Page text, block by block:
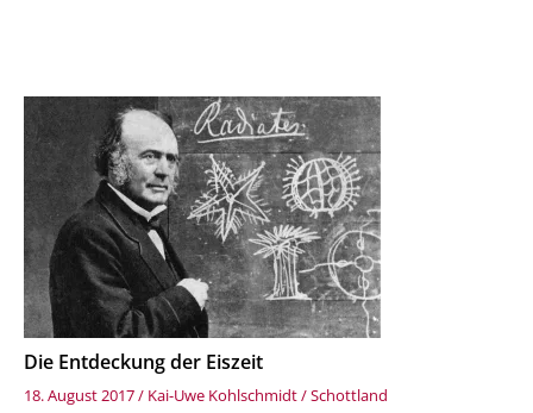
Die Entdeckung der Eiszeit
18. August 2017/ Kai-Uwe Kohlschmidt/Schottland